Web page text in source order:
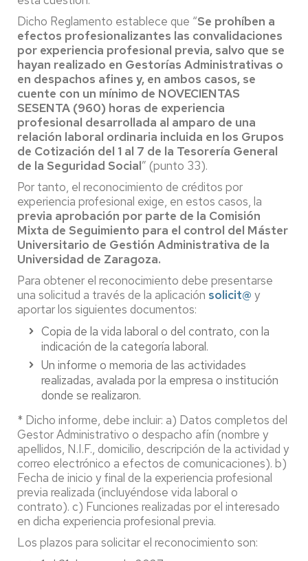
Dicho Reglamento establece que “Se prohíben a
efectos profesionalizantes las convalidaciones
por experiencia profesional previa, salvo que se
hayan realizado en Gestorías Administrativas o
en despachos afines y, en ambos casos, se
cuente con un mínimo de NOVECIENTAS
SESENTA (960) horas de experiencia
profesional desarrollada al amparo de una
relación laboral ordinaria incluida en los Grupos
de Cotización del 1 al 7 de la Tesorería General
de la Seguridad Social” (punto 33).
Por tanto, el reconocimiento de créditos por
experiencia profesional exige, en estos casos, la
previa aprobación por parte de la Comisión
Mixta de Seguimiento para el control del Máster
Universitario de Gestión Administrativa de la
Universidad de Zaragoza.
Para obtener el reconocimiento debe presentarse
una solicitud a través de la aplicación solicit@ y
aportar los siguientes documentos:
Copia de la vida laboral o del contrato, con la
indicación de la categoría laboral.
Un informe o memoria de las actividades
realizadas, avalada por la empresa o institución
donde se realizaron.
* Dicho informe, debe incluir: a) Datos completos del
Gestor Administrativo o despacho afín (nombre y
apellidos, N.I.F., domicilio, descripción de la actividad y
correo electrónico a efectos de comunicaciones). b)
Fecha de inicio y final de la experiencia profesional
previa realizada (incluyéndose vida laboral o
contrato). c) Funciones realizadas por el interesado
en dicha experiencia profesional previa.
Los plazos para solicitar el reconocimiento son: